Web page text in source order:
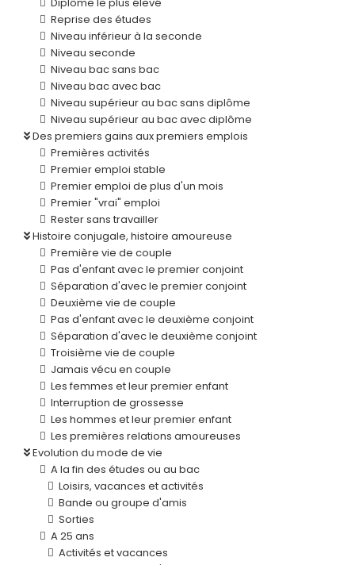
Reprise des études
Niveau inférieur à la seconde
Niveau seconde
Niveau bac sans bac
Niveau bac avec bac
Niveau supérieur au bac sans diplôme
Niveau supérieur au bac avec diplôme
Des premiers gains aux premiers emplois
Premières activités
Premier emploi stable
Premier emploi de plus d'un mois
Premier "vrai" emploi
Rester sans travailler
Histoire conjugale, histoire amoureuse
Première vie de couple
Pas d'enfant avec le premier conjoint
Séparation d'avec le premier conjoint
Deuxième vie de couple
Pas d'enfant avec le deuxième conjoint
Séparation d'avec le deuxième conjoint
Troisième vie de couple
Jamais vécu en couple
Les femmes et leur premier enfant
Interruption de grossesse
Les hommes et leur premier enfant
Les premières relations amoureuses
Evolution du mode de vie
A la fin des études ou au bac
Loisirs, vacances et activités
Bande ou groupe d'amis
Sorties
A 25 ans
Activités et vacances